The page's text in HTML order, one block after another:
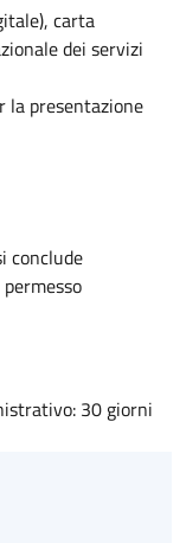
carta
dei servizi
la presentazione
conclude
30 giorni